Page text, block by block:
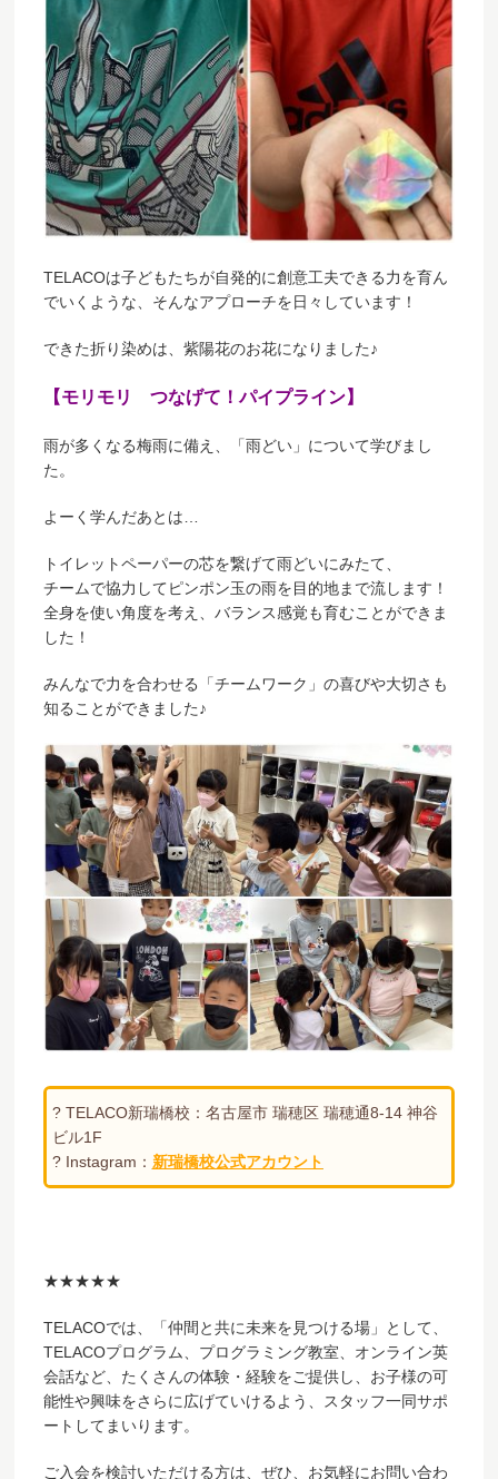
TELACOは子どもたちが自発的に創意工夫できる力を育ん
でいくような、そんなアプローチを日々しています！
できた折り染めは、紫陽花のお花になりました♪
【モリモリ つなげて！パイプライン】
雨が多くなる梅雨に備え、「雨どい」について学びまし
た。
よーく学んだあとは…
トイレットペーパーの芯を繋げて雨どいにみたて、
チームで協力してピンポン玉の雨を目的地まで流します！
全身を使い角度を考え、バランス感覚も育むことができま
した！
みんなで力を合わせる「チームワーク」の喜びや大切さも
知ることができました♪
? TELACO新瑞橋校：名古屋市 瑞穂区 瑞穂通8-14 神谷
ビル1F
? Instagram： 新瑞橋校公式アカウント
★★★★★
TELACOでは、「仲間と共に未来を見つける場」として、
TELACOプログラム、プログラミング教室、オンライン英
会話など、たくさんの体験・経験をご提供し、お子様の可
能性や興味をさらに広げていけるよう、スタッフ一同サポ
ートしてまいります。
ご入会を検討いただける方は、ぜひ、お気軽にお問い合わ